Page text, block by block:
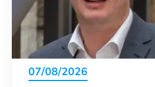
07/08/2026